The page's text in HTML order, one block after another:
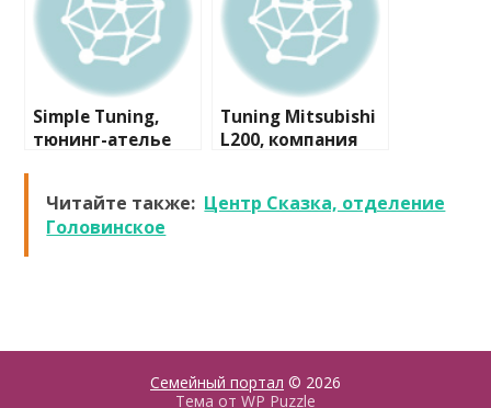
Simple Tuning,
тюнинг-ателье
Tuning Mitsubishi
L200, компания
Читайте также: Центр Сказка, отделение
Головинское
Семейный портал © 2026
Тема от WP Puzzle